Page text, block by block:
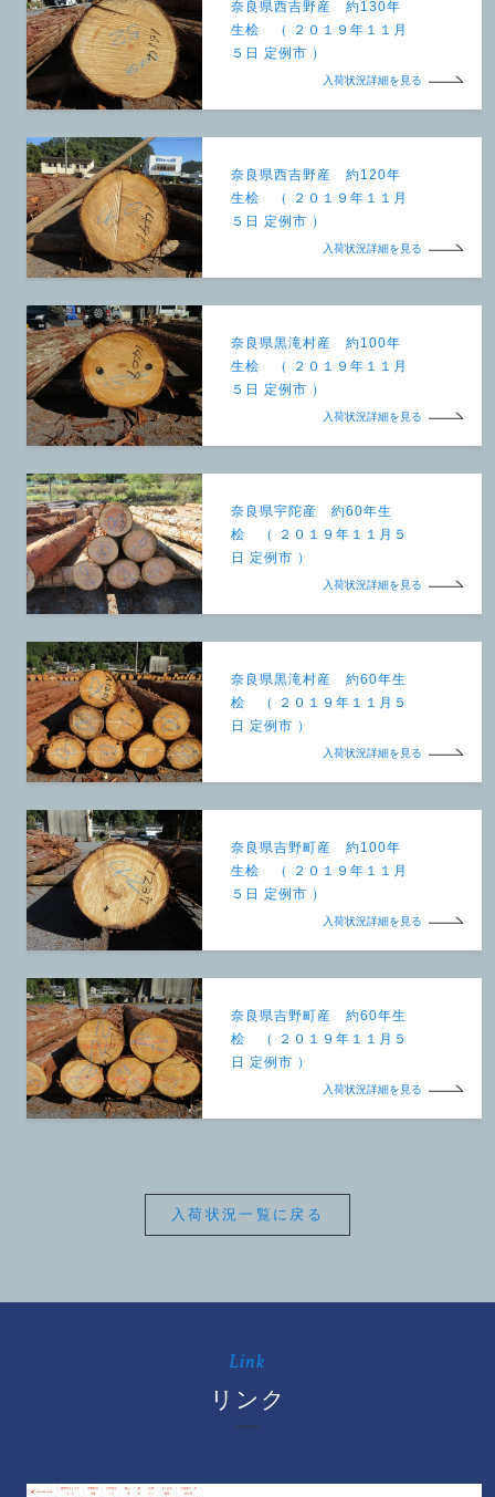
奈良県西吉野産 約130年
生桧 （ ２０１９年１１月
５日 定例市 ）
入荷状況詳細を見る
奈良県西吉野産 約120年
生桧 （ ２０１９年１１月
５日 定例市 ）
入荷状況詳細を見る
奈良県黒滝村産 約100年
生桧 （ ２０１９年１１月
５日 定例市 ）
入荷状況詳細を見る
奈良県宇陀産 約60年生
桧 （ ２０１９年１１月５
日 定例市 ）
入荷状況詳細を見る
奈良県黒滝村産 約60年生
桧 （ ２０１９年１１月５
日 定例市 ）
入荷状況詳細を見る
奈良県吉野町産 約100年
生桧 （ ２０１９年１１月
５日 定例市 ）
入荷状況詳細を見る
奈良県吉野町産 約60年生
桧 （ ２０１９年１１月５
日 定例市 ）
入荷状況詳細を見る
入荷状況一覧に戻る
Link
リンク